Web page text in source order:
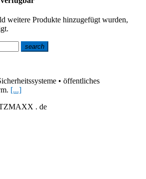
weitere Produkte hinzugefügt wurden,
search
• öffentliches
[...]
. de